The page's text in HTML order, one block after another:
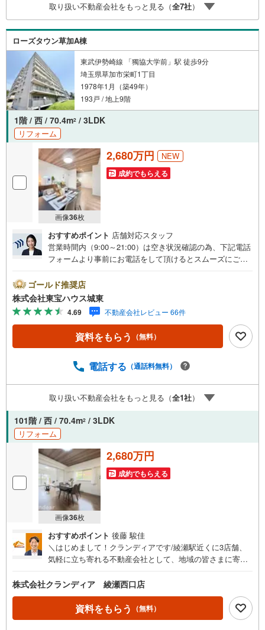
も安心・忙しいパートナーに変わって予め確認も・別々の
場所から家族みんなで参加もできます・お気軽にご相談下
さい～営業時間～9:30～18:30こちらのお時間でしたらお電
話でのお問合せがスムーズですお気軽にお問合せください
取り扱い不動産会社をもっと見る（全7社）
ローズタウン草加A棟
東武伊勢崎線 「獨協大学前」駅 徒歩9分
埼玉県草加市栄町1丁目
1978年1月（築49年）
193戸 / 地上9階
1階 / 西 / 70.4m2 / 3LDK
リフォーム
画像36枚
2,680万円 NEW
成約でもらえる
おすすめポイント 店舗対応スタッフ
営業時間内（9:00～21:00）は空き状況確認の為、下記電話
フォームより事前にお電話をして頂けるとスムーズにご案
カレンダーの作成▽ご購入後もお客様の人生のパートナー
として暮らしの「安心」を守り続けます。【Yahoo！ 不動
産キャンペーン対象店舗】当店で物件を成約するとPayPay
ボーナスライトがもらえる「Yahoo！ 不動産 物件ご成約キ
ャンペーン」の対象になります。「資料をもらう」「見学
予約をする」ボタンからお問い合わせください。※必ずYah
スライトは出金と譲渡はできません。ご案内・詳細な資料
（諸費用もOK）お気軽にお問い合わせください。
ゴールド推奨店
株式会社東宝ハウス城東
4.69 不動産会社レビュー 66件
資料をもらう （無料）
電話する （通話料無料）
取り扱い不動産会社をもっと見る（全1社）
101階 / 西 / 70.4m2 / 3LDK
リフォーム
画像36枚
2,680万円
成約でもらえる
おすすめポイント 後藤 駿佳
＼はじめまして！クランディアです/綾瀬駅近くに3店舗、
気軽に立ち寄れる不動産会社として、地域の皆さまに寄り
方こそ、ぜひご相談ください。『不動産のプロスタッフ』
が、ローンや資金のこともわかりやすくご説明します。〇
平日も土日もご案内OK。お仕事帰りの内覧も大歓迎！○
「写真だけじゃピンとこない…」という方には、現地でし
株式会社クランディア 綾瀬西口店
資料をもらう （無料）